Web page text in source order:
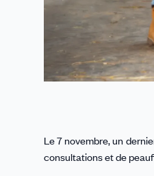
Le 7 novembre, un
consultations et de